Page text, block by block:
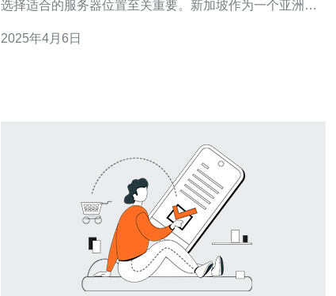
选择适合的服务器位置至关重要。新加坡作为一个亚洲科
面具有独特优势。 1. 地理位置优势：新加坡位于亚洲的中
2025年4月6日